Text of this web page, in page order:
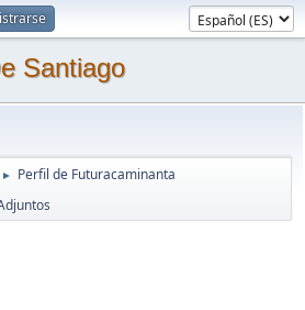
Santiago
► Perfil de Futuracaminanta